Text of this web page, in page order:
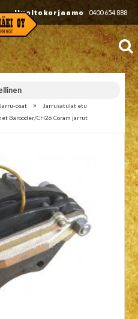
Huoltokorjaamo 0400 654 888
Jarru-osat »
Jarrusatulat etu
Barooder/CH26 Coram jarrut